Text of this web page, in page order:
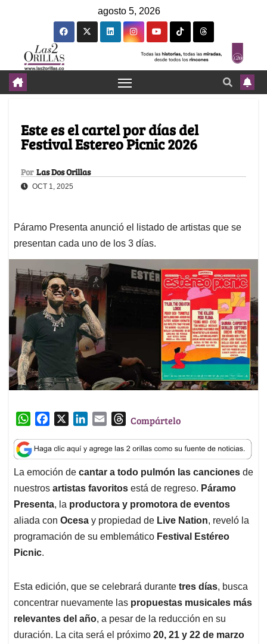
agosto 5, 2026
Este es el cartel por días del
Festival Estereo Picnic 2026
Por Las Dos Orillas
OCT 1, 2025
Páramo Presenta anunció el listado de artistas que se
presentan cada uno de los 3 días.
W
a
t
s
A
p
p
c
e
b
o
o
k
n
k
e
d
I
n
a
i
l
T
r
e
a
d
s
Compártelo
La emoción de cantar a todo pulmón las canciones de
nuestros artistas favoritos está de regreso. Páramo
Presenta, la productora y promotora de eventos
aliada con Ocesa y propiedad de Live Nation, reveló la
programación de su emblemático Festival Estéreo
Picnic.
Esta edición, que se celebrará durante tres días, busca
concentrar nuevamente las propuestas musicales más
relevantes del año, a pesar de la reducción en su
duración. La cita será el próximo 20, 21 y 22 de marzo